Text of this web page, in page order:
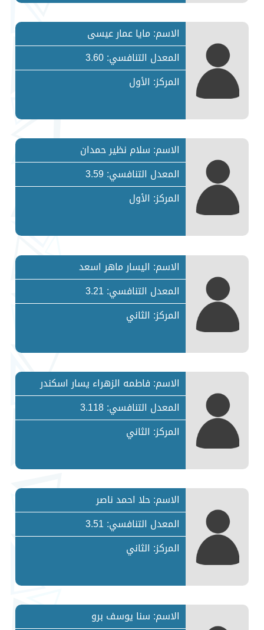
الاسم: مايا عمار عيسى
المعدل التنافسي: 3.60
المركز: الأول
الاسم: سلام نظير حمدان
المعدل التنافسي: 3.59
المركز: الأول
الاسم: اليسار ماهر اسعد
المعدل التنافسي: 3.21
المركز: الثاني
الاسم: فاطمه الزهراء يسار اسكندر
المعدل التنافسي: 3.118
المركز: الثاني
الاسم: حلا احمد ناصر
المعدل التنافسي: 3.51
المركز: الثاني
الاسم: سنا يوسف برو